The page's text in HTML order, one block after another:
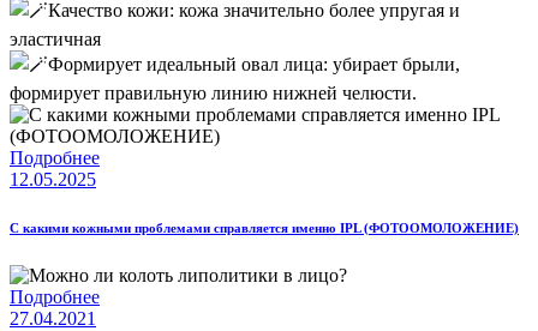
Качество кожи: кожа значительно более упругая и
эластичная
Формирует идеальный овал лица: убирает брыли,
формирует правильную линию нижней челюсти.
Подробнее
12.05.2025
С какими кожными проблемами справляется именно IPL (ФОТООМОЛОЖЕНИЕ)
Подробнее
27.04.2021